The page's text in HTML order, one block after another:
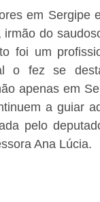
em
do
foi um
o fez se
apenas em
a guiar
pelo
Ana Lúcia.